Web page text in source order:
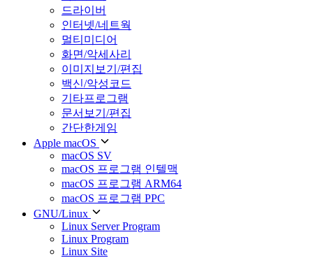
드라이버
인터넷/네트웍
멀티미디어
화면/악세사리
이미지보기/편집
백신/악성코드
기타프로그램
문서보기/편집
간단한게임
Apple macOS
macOS SV
macOS 프로그램 인텔맥
macOS 프로그램 ARM64
macOS 프로그램 PPC
GNU/Linux
Linux Server Program
Linux Program
Linux Site